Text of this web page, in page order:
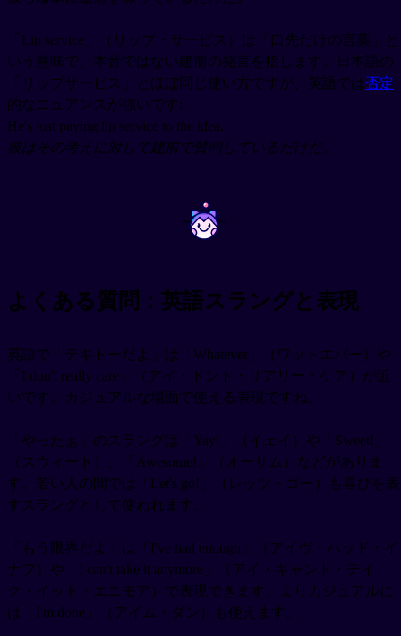
「Lip service」（リップ・サービス）は「口先だけの言葉」と
いう意味で、本音ではない建前の発言を指します。日本語の
「リップサービス」とほぼ同じ使い方ですが、英語では否定
的なニュアンスが強いです:
He's just paying lip service to the idea.
彼はその考えに対して建前で賛同しているだけだ。
~ ~
よくある質問：英語スラングと表現
英語で「テキトーだよ」は「Whatever」（ワットエバー）や
「I don't really care」（アイ・ドント・リアリー・ケア）が近
いです。カジュアルな場面で使える表現ですね。
「やったぁ」のスラングは「Yay!」（イェイ）や「Sweet!」
（スウィート）、「Awesome!」（オーサム）などがありま
す。若い人の間では「Let's go!」（レッツ・ゴー）も喜びを表
すスラングとして使われます。
「もう限界だよ」は「I've had enough」（アイヴ・ハッド・イ
ナフ）や「I can't take it anymore」（アイ・キャント・テイ
ク・イット・エニモア）で表現できます。よりカジュアルに
は「I'm done」（アイム・ダン）も使えます。